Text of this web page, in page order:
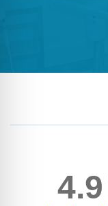
4.9